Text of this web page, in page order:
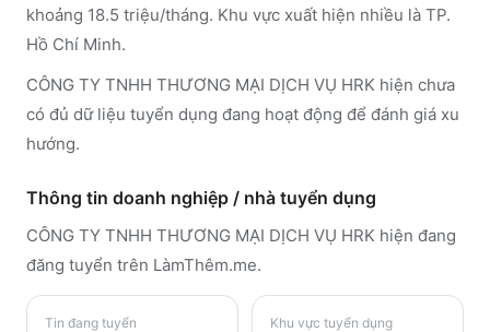
khoảng 18.5 triệu/tháng. Khu vực xuất hiện nhiều là TP.
Hồ Chí Minh.
CÔNG TY TNHH THƯƠNG MẠI DỊCH VỤ HRK hiện chưa
có đủ dữ liệu tuyển dụng đang hoạt động để đánh giá xu
hướng.
Thông tin doanh nghiệp / nhà tuyển dụng
CÔNG TY TNHH THƯƠNG MẠI DỊCH VỤ HRK hiện đang
đăng tuyển trên LàmThêm.me.
Tin đang tuyển Khu vực tuyển dụng